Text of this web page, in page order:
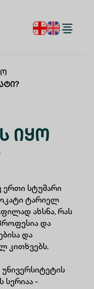
Იყო
ერთი სტუმარი
ტარიელ
ახსნა, რას
და
და
კითხვებს.
სერიაა -